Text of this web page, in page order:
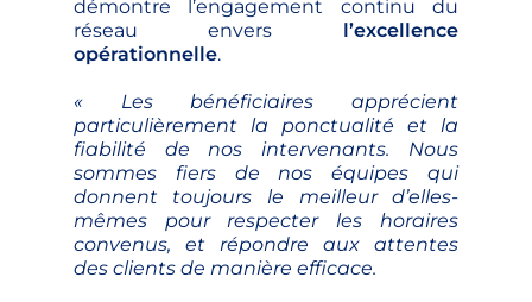
démontre l’engagement continu du
réseau envers l’excellence
opérationnelle.
« Les bénéficiaires apprécient
particulièrement la ponctualité et la
fiabilité de nos intervenants. Nous
sommes fiers de nos équipes qui
donnent toujours le meilleur d’elles-
mêmes pour respecter les horaires
convenus, et répondre aux attentes
des clients de manière efficace.